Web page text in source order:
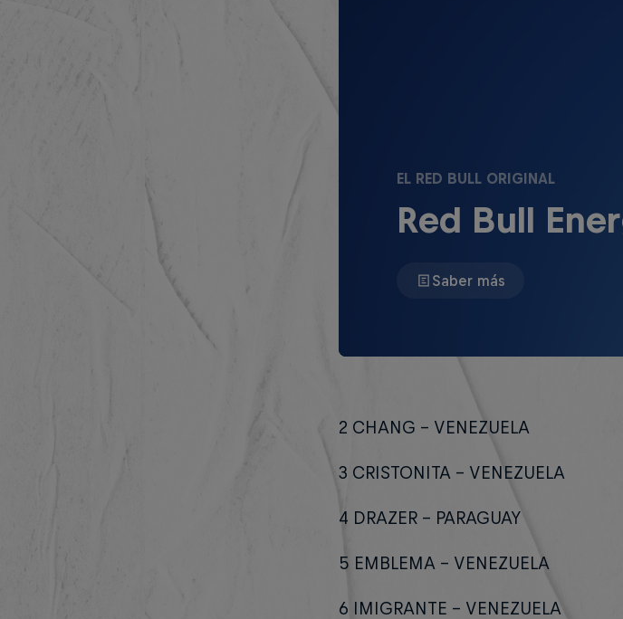
EL RED BULL ORIGINAL
Red Bull
Saber más
2 CHANG – VENEZUELA
3 CRISTONITA – VENEZUELA
4 DRAZER – PARAGUAY
5 EMBLEMA – VENEZUELA
6 IMIGRANTE – VENEZUELA